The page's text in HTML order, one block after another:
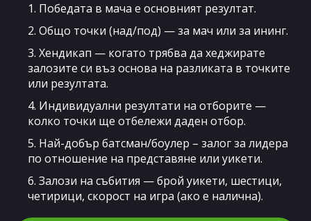
1. Победата в мача е основният резултат.
2. Общо точки (над/под) — за мач или за ининг.
3. Хендикап — когато трябва да хеджирате
залозите си въз основа на разликата в точките
или резултата.
4. Индивидуални резултати на отборите —
колко точки ще отбележи даден отбор.
5. Най-добър батсман/боулер – залог за лидера
по отношение на представяне или уикети.
6. Залози на събития — брой уикети, шестици,
четирици, скорост на игра (ако е налична).